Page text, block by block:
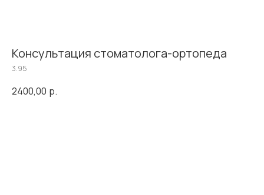
Консультация стоматолога-ортопеда
3.95
2400,00 р.